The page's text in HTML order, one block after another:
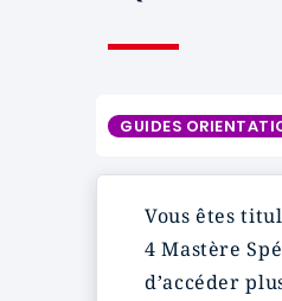
GUIDES
Vous êtes
4 Mastère
d’accéder